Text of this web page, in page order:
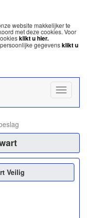
website makkelijker te
met deze cookies. Voor
klikt u hier.
gegevensklikt u
Veilig